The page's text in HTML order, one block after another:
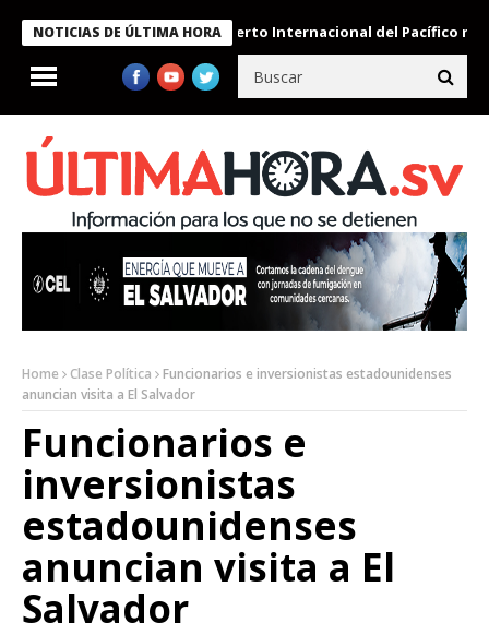
NOTICIAS DE ÚLTIMA HORAAeropuerto Internacional del Pacífico registra
Home Clase Política
Funcionarios e inversionistas estadounidenses
anuncian visita a El Salvador
Funcionarios e
inversionistas
estadounidenses
anuncian visita a El
Salvador